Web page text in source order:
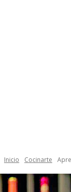
Inicio Cocinarte